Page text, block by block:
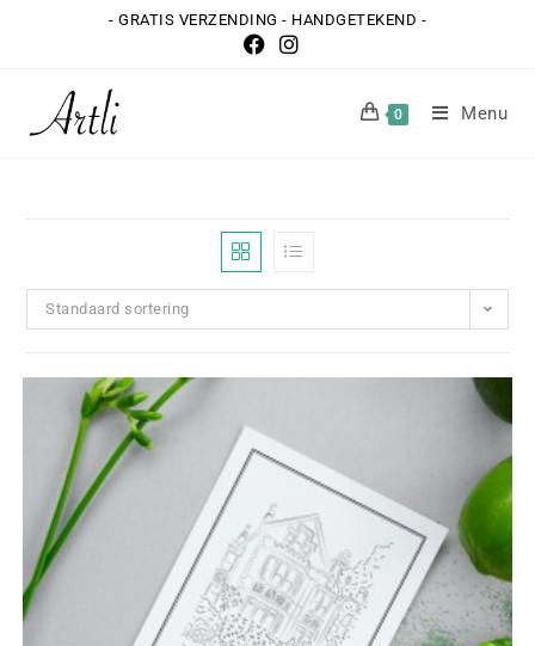
- GRATIS VERZENDING - HANDGETEKEND -
0 Menu
Standaard sortering